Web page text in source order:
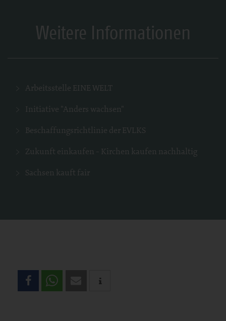
Weitere Informationen
Arbeitsstelle EINE WELT
Initiative "Anders wachsen"
Beschaffungsrichtlinie der EVLKS
Zukunft einkaufen - Kirchen kaufen nachhaltig
Sachsen kauft fair
Teilen
Sie